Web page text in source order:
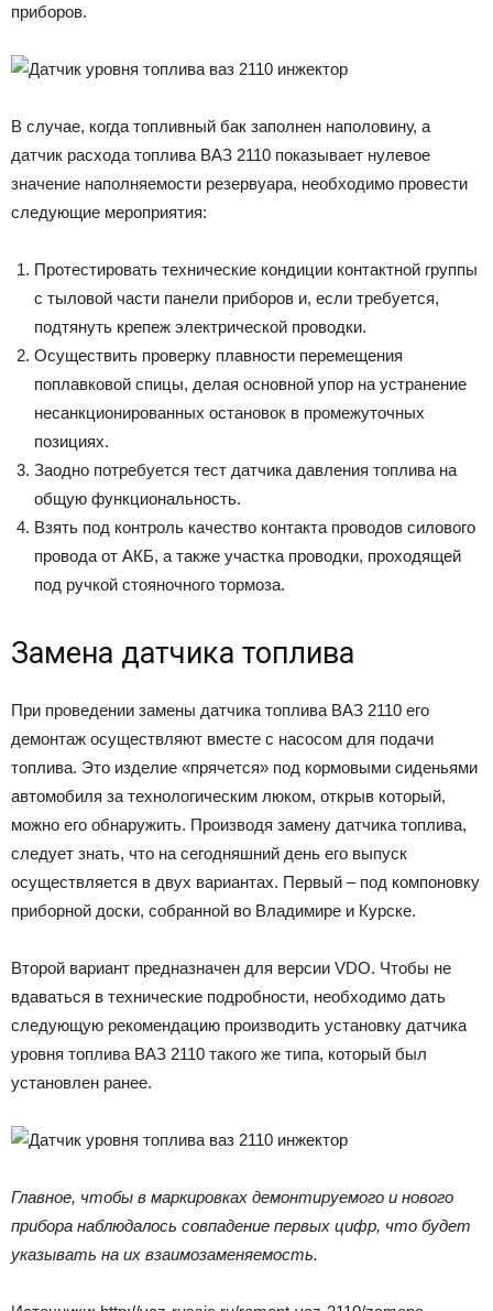
приборов.
В случае, когда топливный бак заполнен наполовину, а
датчик расхода топлива ВАЗ 2110 показывает нулевое
значение наполняемости резервуара, необходимо провести
следующие мероприятия:
Протестировать технические кондиции контактной группы
с тыловой части панели приборов и, если требуется,
подтянуть крепеж электрической проводки.
Осуществить проверку плавности перемещения
поплавковой спицы, делая основной упор на устранение
несанкционированных остановок в промежуточных
позициях.
Заодно потребуется тест датчика давления топлива на
общую функциональность.
Взять под контроль качество контакта проводов силового
провода от АКБ, а также участка проводки, проходящей
под ручкой стояночного тормоза.
Замена датчика топлива
При проведении замены датчика топлива ВАЗ 2110 его
демонтаж осуществляют вместе с насосом для подачи
топлива. Это изделие «прячется» под кормовыми сиденьями
автомобиля за технологическим люком, открыв который,
можно его обнаружить. Производя замену датчика топлива,
следует знать, что на сегодняшний день его выпуск
осуществляется в двух вариантах. Первый – под компоновку
приборной доски, собранной во Владимире и Курске.
Второй вариант предназначен для версии VDO. Чтобы не
вдаваться в технические подробности, необходимо дать
следующую рекомендацию производить установку датчика
уровня топлива ВАЗ 2110 такого же типа, который был
установлен ранее.
Главное, чтобы в маркировках демонтируемого и нового
прибора наблюдалось совпадение первых цифр, что будет
указывать на их взаимозаменяемость.